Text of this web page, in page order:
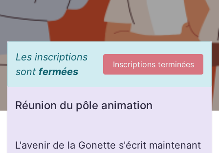
Les inscriptions
sont fermées
Inscriptions terminées
Réunion du pôle animation
L'avenir de la Gonette s'écrit maintenant